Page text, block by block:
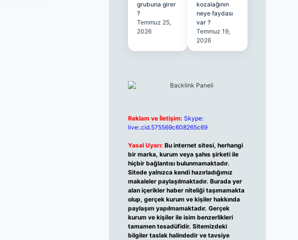
grubuna girer
?
Temmuz 25,
2026
kozalağının
neye faydası
var ?
Temmuz 19,
2026
Reklam ve İletişim: Skype:
live:.cid.575569c608265c69
Yasal Uyarı: Bu internet sitesi, herhangi
bir marka, kurum veya şahıs şirketi ile
hiçbir bağlantısı bulunmamaktadır.
Sitede yalnızca kendi hazırladığımız
makaleler paylaşılmaktadır. Burada yer
alan içerikler haber niteliği taşımamakta
olup, gerçek kurum ve kişiler hakkında
paylaşım yapılmamaktadır. Gerçek
kurum ve kişiler ile isim benzerlikleri
tamamen tesadüfidir. Sitemizdeki
bilgiler taslak halindedir ve tavsiye